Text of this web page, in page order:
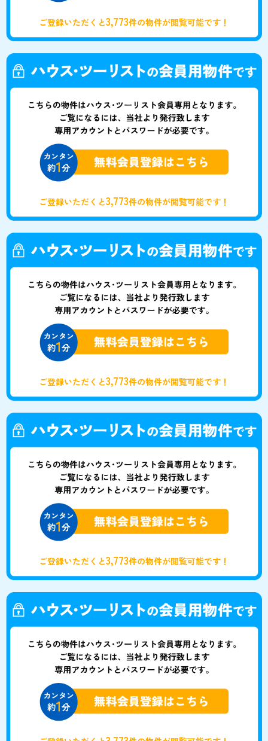
ご登録いただくと3,773件の物件が閲覧可能です！
ご登録いただくと3,773件の物件が閲覧可能です！
ご登録いただくと3,773件の物件が閲覧可能です！
ご登録いただくと3,773件の物件が閲覧可能です！